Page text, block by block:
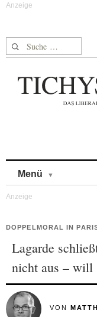
Suche nach:
Menü
DOPPELMORAL IN
Lagarde
nicht aus – will
VON